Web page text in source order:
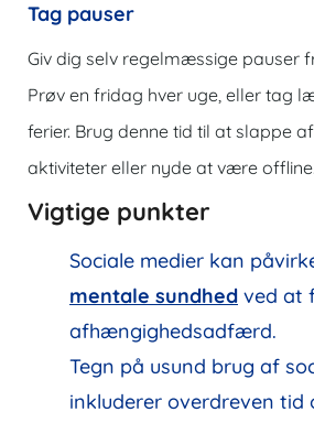
Tag pauser
Giv dig selv regelmæssige pauser
Prøv en fridag hver uge, eller tag
ferier. Brug denne tid til at slappe
aktiviteter eller nyde at være offline.
Vigtige punkter
Sociale medier kan
mentale sundhed ved at
afhængighedsadfærd.
Tegn på usund brug af
inkluderer overdreven tid